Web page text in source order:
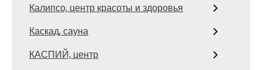
Калипсо, центр красоты и здоровья
Каскад, сауна
КАСПИЙ, центр